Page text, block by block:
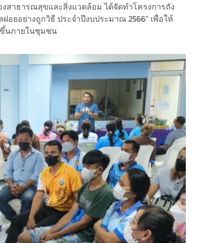
สาธารณสุขและสิ่งแวดล้อม ได้จัดทำโครงการถัง
ยอย่างถูกวิธี ประจำปีงบประมาณ 2566” เพื่อให้
นภายในชุมชน